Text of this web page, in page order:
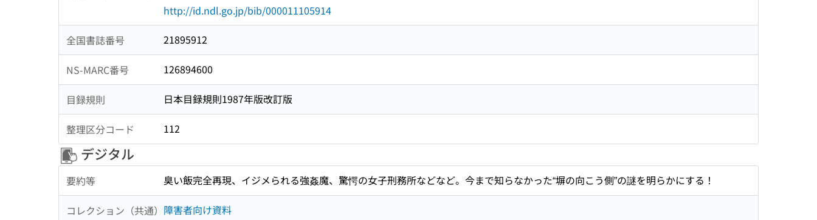
http://id.ndl.go.jp/bib/000011105914
全国書誌番号 21895912
NS-MARC番号 126894600
目録規則 日本目録規則1987年版改訂版
整理区分コード 112
デジタル
要約等 臭い飯完全再現、イジメられる強姦魔、驚愕の女子刑務所などなど。今まで知らなかった“塀の向こう側”の謎を明らかにする！
コレクション（共通） 障害者向け資料